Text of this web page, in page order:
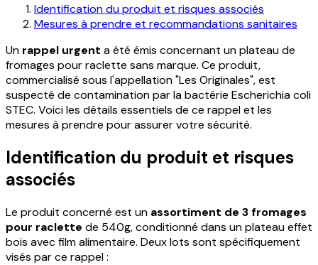
Identification du produit et risques associés
Mesures à prendre et recommandations sanitaires
Un rappel urgent a été émis concernant un plateau de
fromages pour raclette sans marque. Ce produit,
commercialisé sous l'appellation "Les Originales", est
suspecté de contamination par la bactérie Escherichia coli
STEC. Voici les détails essentiels de ce rappel et les
mesures à prendre pour assurer votre sécurité.
Identification du produit et risques
associés
Le produit concerné est un assortiment de 3 fromages
pour raclette de 540g, conditionné dans un plateau effet
bois avec film alimentaire. Deux lots sont spécifiquement
visés par ce rappel :